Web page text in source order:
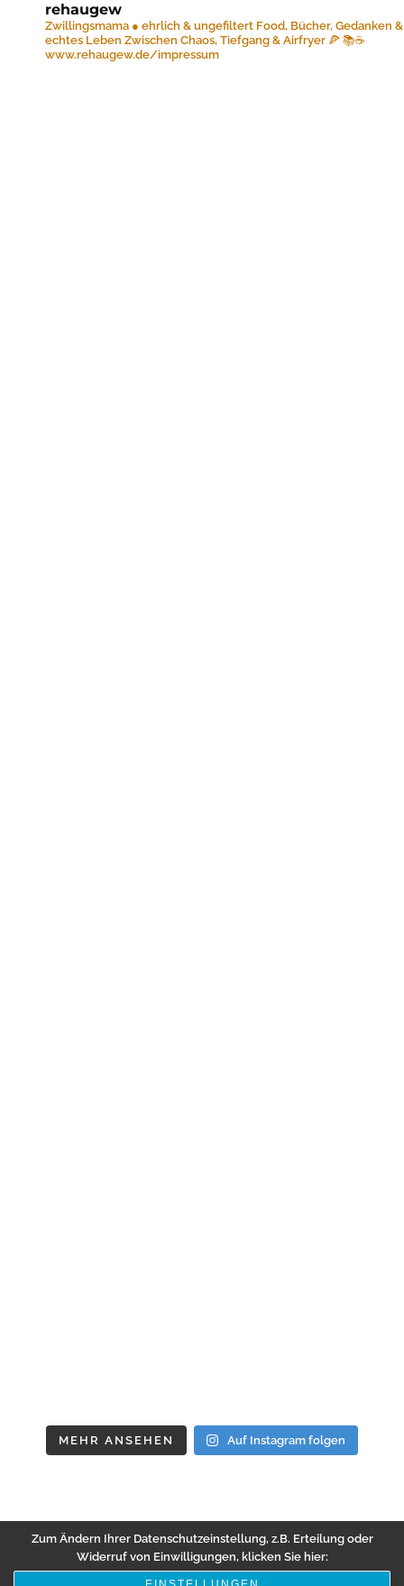
rehaugew
Zwillingsmama ● ehrlich & ungefiltert Food, Bücher, Gedanken &
echtes Leben Zwischen Chaos, Tiefgang & Airfryer 🍕 📚☕️
www.rehaugew.de/impressum
MEHR ANSEHEN Auf Instagram folgen
Zum Ändern Ihrer Datenschutzeinstellung, z.B. Erteilung oder
Widerruf von Einwilligungen, klicken Sie hier: